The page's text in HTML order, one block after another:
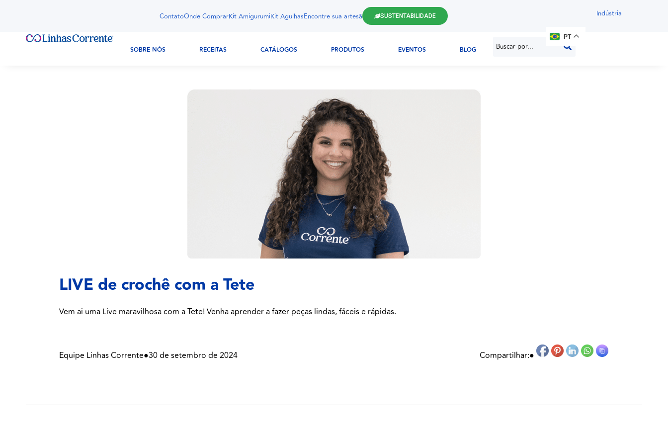
ContatoOnde ComprarKit AmigurumiKit AgulhasEncontre sua artesã SUSTENTABILIDADE Indústria
SOBRE NÓS RECEITAS CATÁLOGOS PRODUTOS EVENTOS BLOG
PT
LIVE de crochê com a Tete
Vem ai uma Live maravilhosa com a Tete! Venha aprender a fazer peças lindas, fáceis e rápidas.
Equipe Linhas Corrente●30 de setembro de 2024 Compartilhar:●